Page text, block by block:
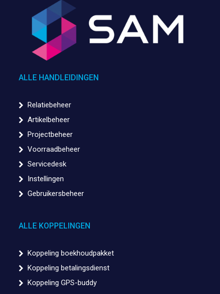
ALLE HANDLEIDINGEN
Relatiebeheer
Artikelbeheer
Projectbeheer
Voorraadbeheer
Servicedesk
Instellingen
Gebruikersbeheer
ALLE KOPPELINGEN
Koppeling boekhoudpakket
Koppeling betalingsdienst
Koppeling GPS-buddy